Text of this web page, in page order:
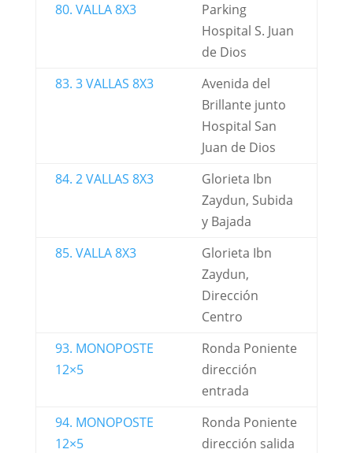
80. VALLA 8X3
Parking
Hospital S. Juan
de Dios
83. 3 VALLAS 8X3
Avenida del
Brillante junto
Hospital San
Juan de Dios
84. 2 VALLAS 8X3
Glorieta Ibn
Zaydun, Subida
y Bajada
85. VALLA 8X3
Glorieta Ibn
Zaydun,
Dirección
Centro
93. MONOPOSTE
12×5
Ronda Poniente
dirección
entrada
94. MONOPOSTE
12×5
Ronda Poniente
dirección salida